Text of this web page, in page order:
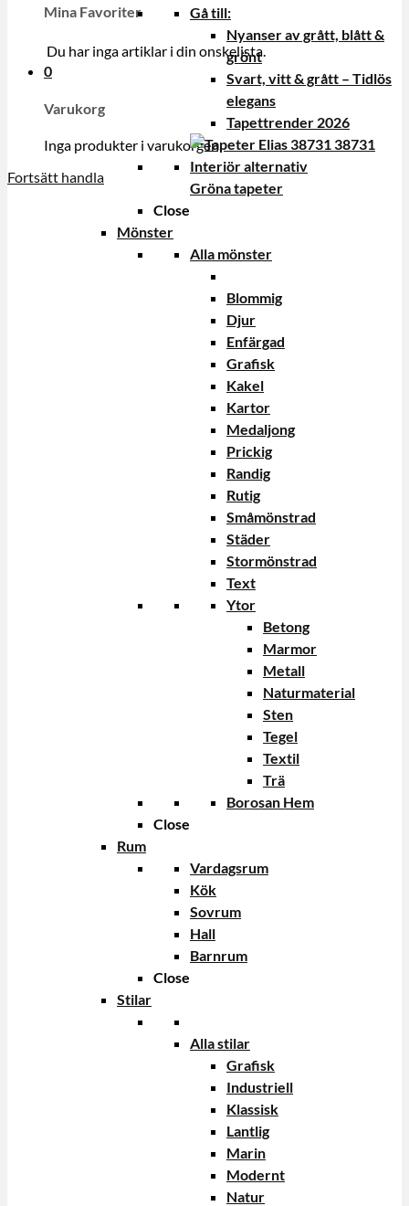
Mina Favoriter
Du har inga artiklar i din onskelista.
0
Varukorg
Inga produkter i varukorgen.
Fortsätt handla
Gå till:
Nyanser av grått, blått &
grönt
Svart, vitt & grått – Tidlös
elegans
Tapettrender 2026
Gröna tapeter
Close
Mönster
Alla mönster
Blommig
Djur
Enfärgad
Grafisk
Kakel
Kartor
Medaljong
Prickig
Randig
Rutig
Småmönstrad
Städer
Stormönstrad
Text
Ytor
Betong
Marmor
Metall
Naturmaterial
Sten
Tegel
Textil
Trä
Borosan Hem
Close
Rum
Vardagsrum
Kök
Sovrum
Hall
Barnrum
Close
Stilar
Alla stilar
Grafisk
Industriell
Klassisk
Lantlig
Marin
Modernt
Natur